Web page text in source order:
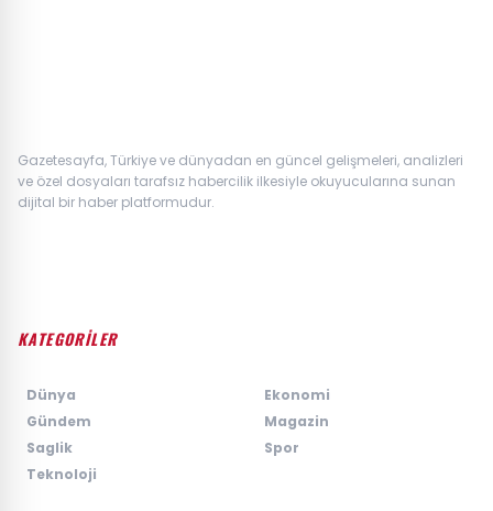
Gazetesayfa, Türkiye ve dünyadan en güncel gelişmeleri, analizleri
ve özel dosyaları tarafsız habercilik ilkesiyle okuyucularına sunan
dijital bir haber platformudur.
KATEGORİLER
Dünya
Ekonomi
Gündem
Magazin
Saglik
Spor
Teknoloji